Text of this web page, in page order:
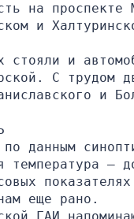
на проспекте
и
стояли и
С трудом
и
по данным
температура –
еще рано.